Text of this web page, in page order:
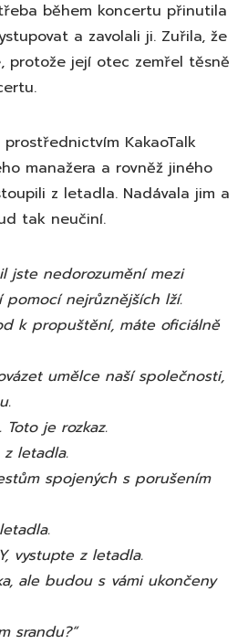
během koncertu přinutila
a zavolali ji. Zuřila, že
protože její otec zemřel těsně
KakaoTalk
manažera a rovněž jiného
z letadla. Nadávala jim a
tak neučiní.
jste nedorozumění mezi
nejrůznějších lží.
k propuštění, máte oficiálně
umělce naší společnosti,
je rozkaz.
z letadla.
spojených s porušením
vystupte z letadla.
ale budou s vámi ukončeny
srandu?“